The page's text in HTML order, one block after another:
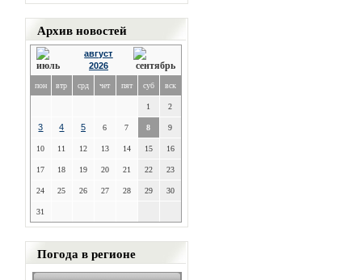
Архив новостей
август
2026
пон втр срд чет пят суб вск
1 2
3 4 5 6 7 8 9
10 11 12 13 14 15 16
17 18 19 20 21 22 23
24 25 26 27 28 29 30
31
Погода в регионе